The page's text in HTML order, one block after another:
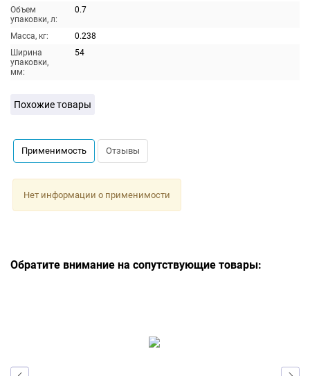
Объем
упаковки, л:
0.7
Масса, кг:
0.238
Ширина
упаковки,
мм:
54
Похожие товары
Применимость Отзывы
Нет информации о применимости
Обратите внимание на сопутствующие товары: